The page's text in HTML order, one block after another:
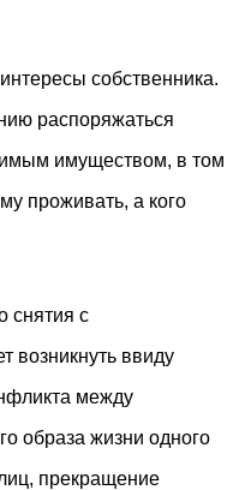
собственника.
распоряжаться
имуществом, в том
проживать, а кого
снятия с
возникнуть ввиду
между
образа жизни одного
прекращение